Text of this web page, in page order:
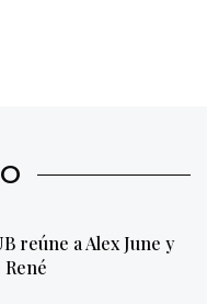
reúne a Alex June y